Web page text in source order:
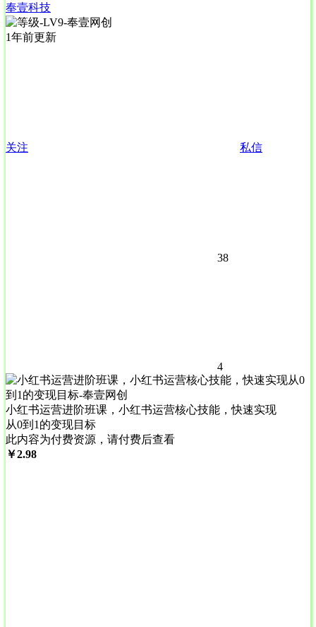
奉壹科技
1年前更新
关注 私信
38
4
小红书运营进阶班课，小红书运营核心技能，快速实现
从0到1的变现目标
此内容为付费资源，请付费后查看
￥2.98